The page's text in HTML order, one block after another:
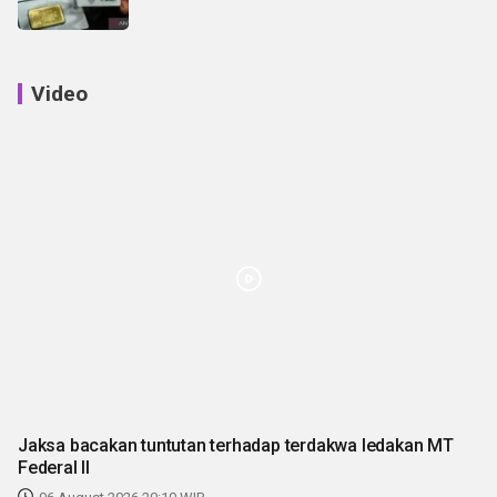
Video
Jaksa bacakan tuntutan terhadap terdakwa ledakan MT
Federal II